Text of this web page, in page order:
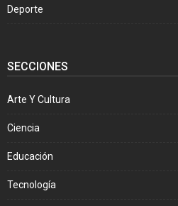
Deporte
SECCIONES
Arte Y Cultura
Ciencia
Educación
Tecnología